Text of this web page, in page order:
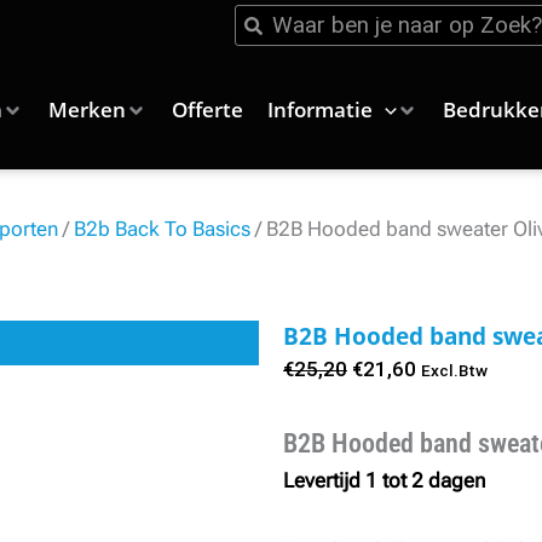
Zoeken
Zoeken
Merken Offerte Informatie
/ B2b Back To Basics/ B2B Hooded band sweater
B2B Hooded band
€25,20 Oorspronkelijke
was:
€25,20.
€21,60 Huidige
is:
€21,60.
Excl.Btw
B2B Hooded band
Levertijd 1 tot 2 dagen